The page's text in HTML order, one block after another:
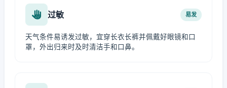
过敏 易发
天气条件易诱发过敏，宜穿长衣长裤并佩戴好眼镜和口
罩，外出归来时及时清洁手和口鼻。